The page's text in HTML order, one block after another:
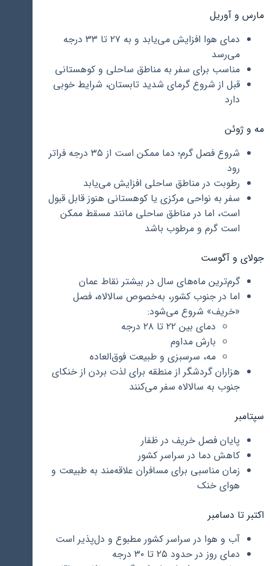
مارس و آوریل
دمای هوا افزایش می‌یابد و به ۲۷ تا ۳۳ درجه
می‌رسد
مناسب برای سفر به مناطق ساحلی و کوهستانی
قبل از شروع گرمای شدید تابستان، شرایط خوبی
دارد
مه و ژوئن
شروع فصل گرم؛ دما ممکن است از ۳۵ درجه فراتر
رود
رطوبت در مناطق ساحلی افزایش می‌یابد
سفر به نواحی مرکزی یا کوهستانی هنوز قابل قبول
است، اما در مناطق ساحلی مانند مسقط ممکن
است گرم و مرطوب باشد
جولای و آگوست
گرم‌ترین ماه‌های سال در بیشتر نقاط عمان
اما در جنوب کشور، به‌خصوص سالالاه، فصل
«خریف» شروع می‌شود:
دمای بین ۲۲ تا ۲۸ درجه
بارش مداوم
مه، سرسبزی و طبیعت فوق‌العاده
هزاران گردشگر از منطقه برای لذت بردن از خنکای
جنوب به سالالاه سفر می‌کنند
سپتامبر
پایان فصل خریف در ظفار
کاهش دما در سراسر کشور
زمان مناسبی برای مسافران علاقه‌مند به طبیعت و
هوای خنک
اکتبر تا دسامبر
آب و هوا در سراسر کشور مطبوع و دل‌پذیر است
دمای روز در حدود ۲۵ تا ۳۰ درجه